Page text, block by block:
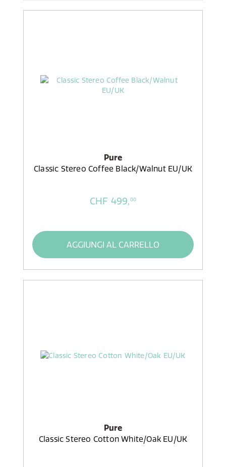
Pure
Classic Stereo Coffee Black/Walnut EU/UK
CHF 499,00
AGGIUNGI AL CARRELLO
Pure
Classic Stereo Cotton White/Oak EU/UK